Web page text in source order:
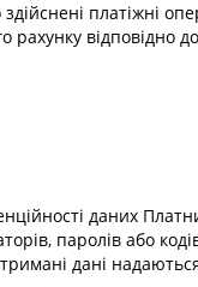
платіжні
відповідно
даних
паролів або
дані